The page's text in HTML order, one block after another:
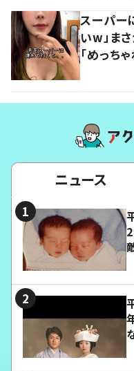
スーパー
いw」ま
「めっち
ニュース